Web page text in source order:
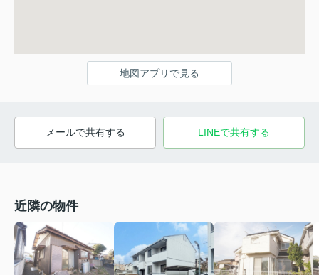
地図アプリで見る
メールで共有する LINEで共有する
近隣の物件